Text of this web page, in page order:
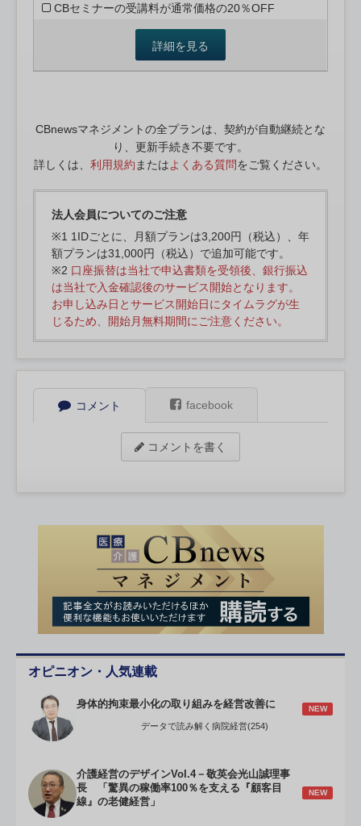
CBセミナーの受講料が通常価格の20％OFF
詳細を見る
CBnewsマネジメントの全プランは、契約が自動継続とな
り、更新手続き不要です。
詳しくは、 利用規約 またはよくある質問をご覧ください。
法人会員についてのご注意
※1 1IDごとに、月額プランは3,200円（税込）、年
額プランは31,000円（税込）で追加可能です。
※2 口座振替は当社で申込書類を受領後、銀行振込
は当社で入金確認後のサービス開始となります。
お申し込み日とサービス開始日にタイムラグが生
じるため、開始月無料期間にご注意ください。
コメント facebook
コメントを書く
オピニオン・人気連載
身体的拘束最小化の取り組みを経営改善に NEW
データで読み解く病院経営(254)
介護経営のデザインVol.4－敬英会光山誠理事
長 「驚異の稼働率100％を支える『顧客目
線』の老健経営」
NEW